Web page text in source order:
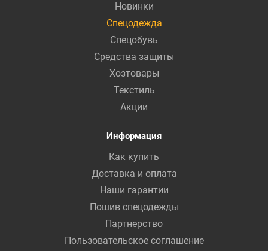
Новинки
Спецодежда
Спецобувь
Средства защиты
Хозтовары
Текстиль
Акции
Информация
Как купить
Доставка и оплата
Наши гарантии
Пошив спецодежды
Партнерство
Пользовательское соглашение